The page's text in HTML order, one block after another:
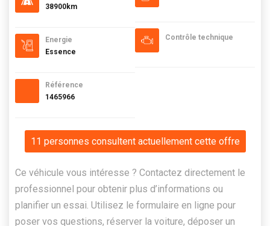
38900km
Energie
Essence
Référence
1465966
Contrôle technique
11 personnes consultent actuellement cette offre
Ce véhicule vous intéresse ? Contactez directement le
professionnel pour obtenir plus d’informations ou
planifier un essai. Utilisez le formulaire en ligne pour
poser vos questions, réserver la voiture, déposer un